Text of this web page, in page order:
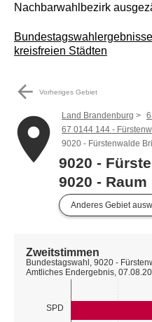
Nachbarwahlbezirk
kreisfreien Städten
arrow_back Vorheriges Gebiet
place Land Brandenburg
67 0144 144 -
9020 - Fürstenwalde
9020 -
9020 - Raum
Anderes Gebiet
SPD
Zweitstimmen
Bundestagswahl, 9020 -
Amtliches Endergebnis,